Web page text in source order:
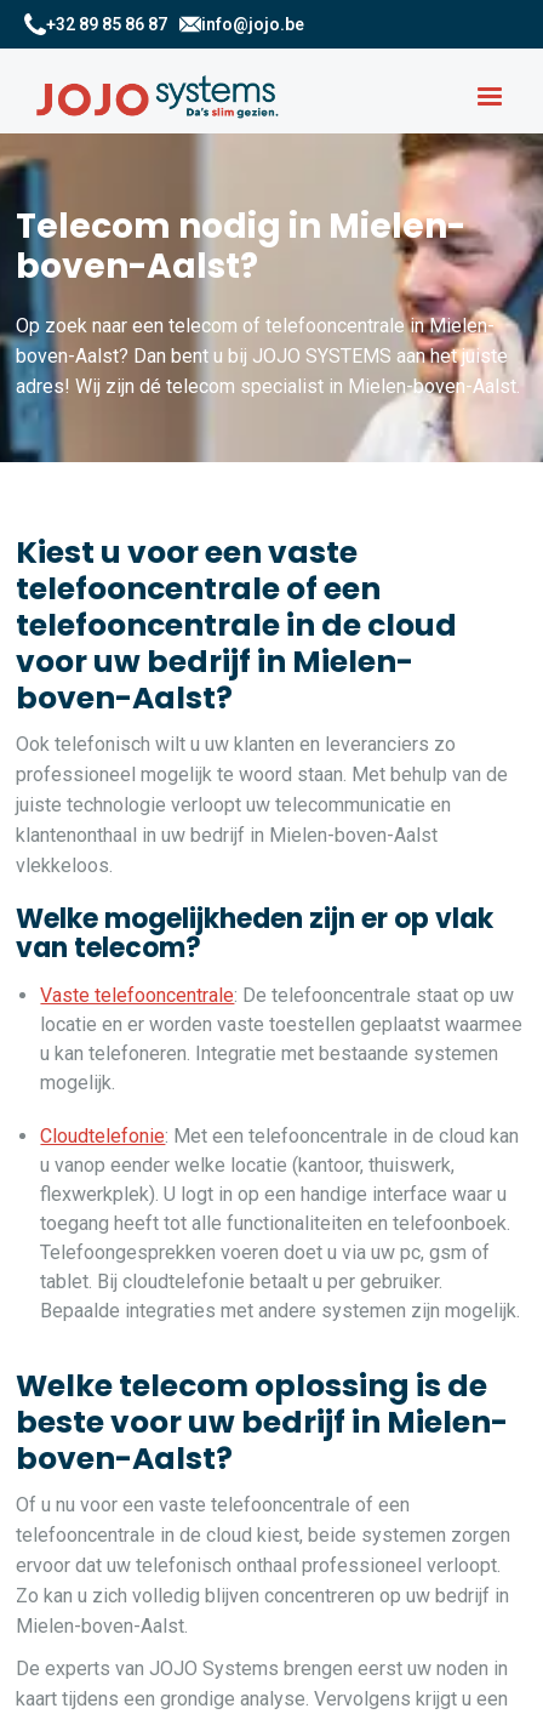
+32 89 85 86 87 info@jojo.be
Telecom nodig in Mielen-
boven-Aalst?
Op zoek naar een telecom of telefooncentrale in Mielen-
boven-Aalst? Dan bent u bij JOJO SYSTEMS aan het juiste
adres! Wij zijn dé telecom specialist in Mielen-boven-Aalst.
Kiest u voor een vaste
telefooncentrale of een
telefooncentrale in de cloud
voor uw bedrijf in Mielen-
boven-Aalst?
Ook telefonisch wilt u uw klanten en leveranciers zo
professioneel mogelijk te woord staan. Met behulp van de
juiste technologie verloopt uw telecommunicatie en
klantenonthaal in uw bedrijf in Mielen-boven-Aalst
vlekkeloos.
Welke mogelijkheden zijn er op vlak
van telecom?
Vaste telefooncentrale: De telefooncentrale staat op uw
locatie en er worden vaste toestellen geplaatst waarmee
u kan telefoneren. Integratie met bestaande systemen
mogelijk.
Cloudtelefonie: Met een telefooncentrale in de cloud kan
u vanop eender welke locatie (kantoor, thuiswerk,
flexwerkplek). U logt in op een handige interface waar u
toegang heeft tot alle functionaliteiten en telefoonboek.
Telefoongesprekken voeren doet u via uw pc, gsm of
tablet. Bij cloudtelefonie betaalt u per gebruiker.
Bepaalde integraties met andere systemen zijn mogelijk.
Welke telecom oplossing is de
beste voor uw bedrijf in Mielen-
boven-Aalst?
Of u nu voor een vaste telefooncentrale of een
telefooncentrale in de cloud kiest, beide systemen zorgen
ervoor dat uw telefonisch onthaal professioneel verloopt.
Zo kan u zich volledig blijven concentreren op uw bedrijf in
Mielen-boven-Aalst.
De experts van JOJO Systems brengen eerst uw noden in
kaart tijdens een grondige analyse. Vervolgens krijgt u een